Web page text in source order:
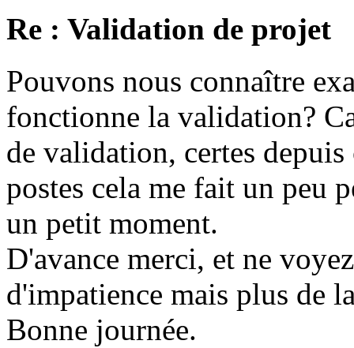
Re : Validation de projet
Pouvons nous connaître
fonctionne la validation?
de validation, certes
postes cela me fait un peu
un petit moment.
D'avance merci, et ne
d'impatience mais plus de
Bonne journée.